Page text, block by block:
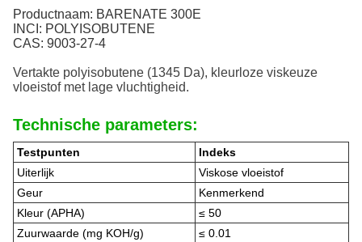
Productnaam: BARENATE 300E
INCI: POLYISOBUTENE
CAS: 9003-27-4
Vertakte polyisobutene (1345 Da), kleurloze viskeuze
vloeistof met lage vluchtigheid.
Technische parameters:
Testpunten
Indeks
Uiterlijk
Viskose vloeistof
Geur
Kenmerkend
Kleur (APHA)
≤ 50
Zuurwaarde (mg KOH/g)
≤ 0.01